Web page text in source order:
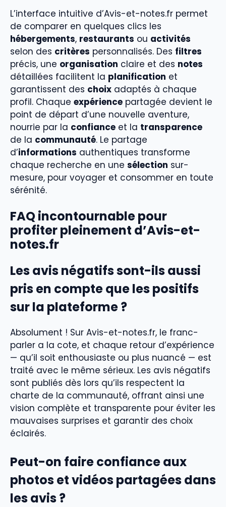
L’interface intuitive d’Avis-et-notes.fr permet
de comparer en quelques clics les
hébergements, restaurants ou activités
selon des critères personnalisés. Des filtres
précis, une organisation claire et des notes
détaillées facilitent la planification et
garantissent des choix adaptés à chaque
profil. Chaque expérience partagée devient le
point de départ d’une nouvelle aventure,
nourrie par la confiance et la transparence
de la communauté. Le partage
d’informations authentiques transforme
chaque recherche en une sélection sur-
mesure, pour voyager et consommer en toute
sérénité.
FAQ incontournable pour
profiter pleinement d’Avis-et-
notes.fr
Les avis négatifs sont-ils aussi
pris en compte que les positifs
sur la plateforme ?
Absolument ! Sur Avis-et-notes.fr, le franc-
parler a la cote, et chaque retour d’expérience
— qu’il soit enthousiaste ou plus nuancé — est
traité avec le même sérieux. Les avis négatifs
sont publiés dès lors qu’ils respectent la
charte de la communauté, offrant ainsi une
vision complète et transparente pour éviter les
mauvaises surprises et garantir des choix
éclairés.
Peut-on faire confiance aux
photos et vidéos partagées dans
les avis ?